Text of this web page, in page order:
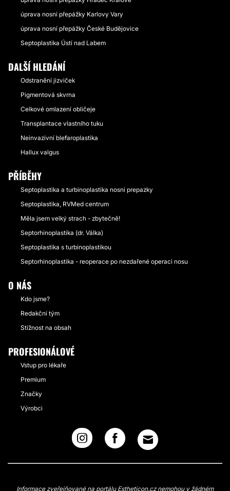
úprava nosní přepážky Karlovy Vary
úprava nosní přepážky České Budějovice
Septoplastika Ústí nad Labem
DALŠÍ HLEDÁNÍ
Odstranění jizviček
Pigmentová skvrna
Celkové omlazení obličeje
Transplantace vlastního tuku
Neinvazivní blefaroplastika
Hallux valgus
PŘÍBĚHY
Septoplastika a turbinoplastika nosni prepazky
Septoplastika, RVMed centrum
Měla jsem velký strach - zbytečně!
Septorhinoplastika (dr. Válka)
Septoplastika s turbinoplastikou
Septorhinoplastika - reoperace po nezdařené operaci nosu
O NÁS
Kdo jsme?
Redakční tým
Stížnost na obsah
PROFESIONÁLOVÉ
Vstup pro lékaře
Premium
Značky
Výrobci
Informace zveřejňované na portálu Estheticon.cz nemohou v žádném